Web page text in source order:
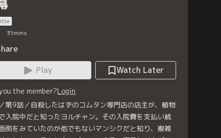
31mins
Play
Watch Later
the member?Login
第9話／自殺したはずのコムタン専門店の店主が、植物
入院中だと知ったヨルチャン。その入院費を支払い続
倒をみていたのが他でもないマンシクだと知り、複雑